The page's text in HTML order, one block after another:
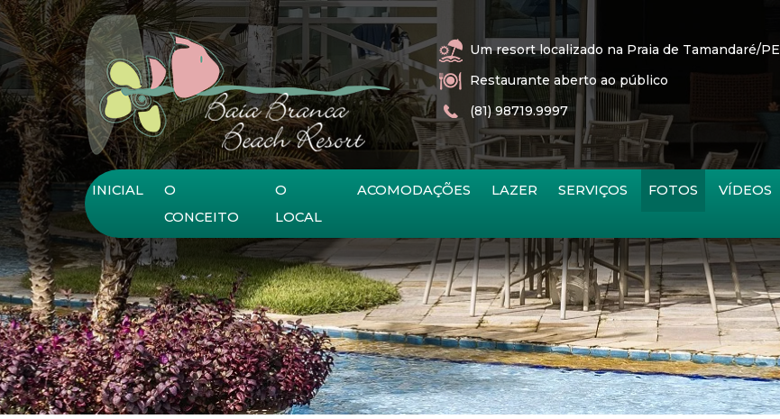
Ir para o conteúdo principal
Um resort localizado na Praia de Tamandaré/PE
Restaurante aberto ao público
(81) 98719.9997
INICIAL
O
CONCEITO
O
LOCAL
ACOMODAÇÕES LAZER SERVIÇOS FOTOS VÍDEOS